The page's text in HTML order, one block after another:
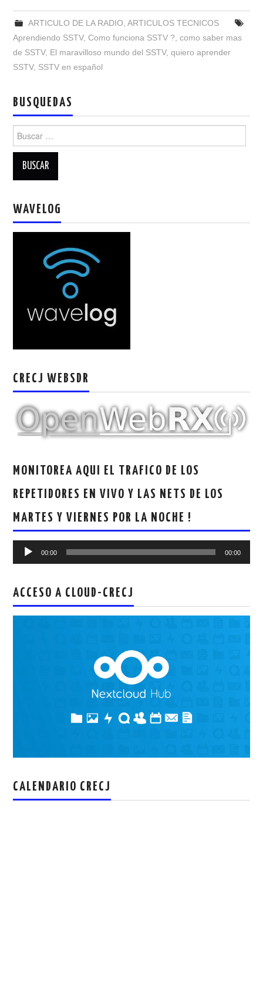
RADIOAFICIONADOS EN MEXICO
PROMOCIÓN DE LA RADIO AFICIÓN
SALÓN DE LA FAMA DEL CRECJ
SOLICITUD DE INGRESO
SOTA Y POTA
W5WIN
WAVELOG
AUTENTIFICACIÓN DE MIEMBROS DEL
MUMLA APP ( MUY FÁCIL )
ARTICULO DE LA RADIO, ARTICULOS TECNICOS
Aprendiendo SSTV,Como funciona SSTV ?,como saber mas
de SSTV, El maravilloso mundo del SSTV,quiero aprender
SSTV, SSTV en español
BUSQUEDAS
Buscar:
WAVELOG
CRECJ WEBSDR
MONITOREA AQUI EL TRAFICO DE LOS
REPETIDORES EN VIVO Y LAS NETS DE LOS
MARTES Y VIERNES POR LA NOCHE !
Reproductor
00:00 00:00
ACCESO A CLOUD-CRECJ
CALENDARIO CRECJ